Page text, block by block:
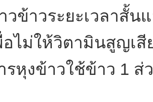
าวระยะเวลาสั้นแ
อไม่ให้วิตามินสูญเ
งข้าวใช้ข้าว 1 ส่